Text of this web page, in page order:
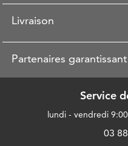
Livraison
Partenaires
Service
lundi - vendredi
03